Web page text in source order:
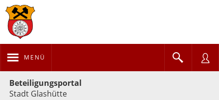
MENÜ
Beteiligungsportal
Stadt Glashütte